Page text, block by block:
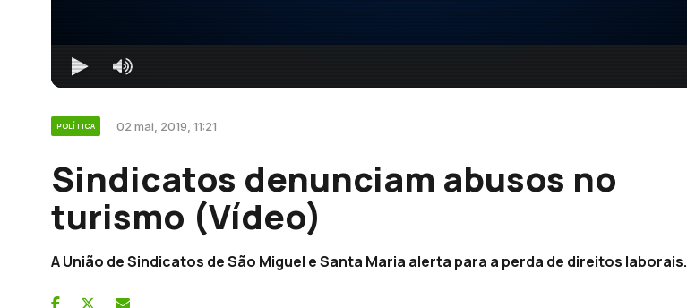
POLÍTICA 02 mai, 2019, 11:21
Sindicatos denunciam abusos no
turismo (Vídeo)
A União de Sindicatos de São Miguel e Santa Maria alerta para a perda de direitos laborais.